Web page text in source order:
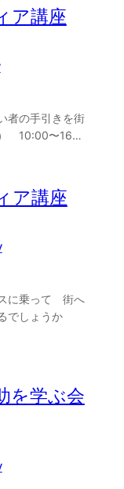
ア講座
者の手引きを街
10:00〜16…
ア講座
に乗って 街へ
でしょうか
を学ぶ会